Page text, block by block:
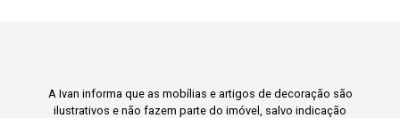
A Ivan informa que as mobílias e artigos de decoração são
ilustrativos e não fazem parte do imóvel, salvo indicação